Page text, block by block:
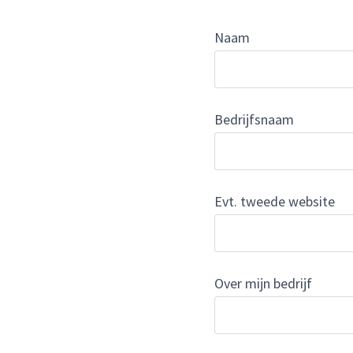
Naam
Bedrijfsnaam
Evt. tweede website
Over mijn bedrijf